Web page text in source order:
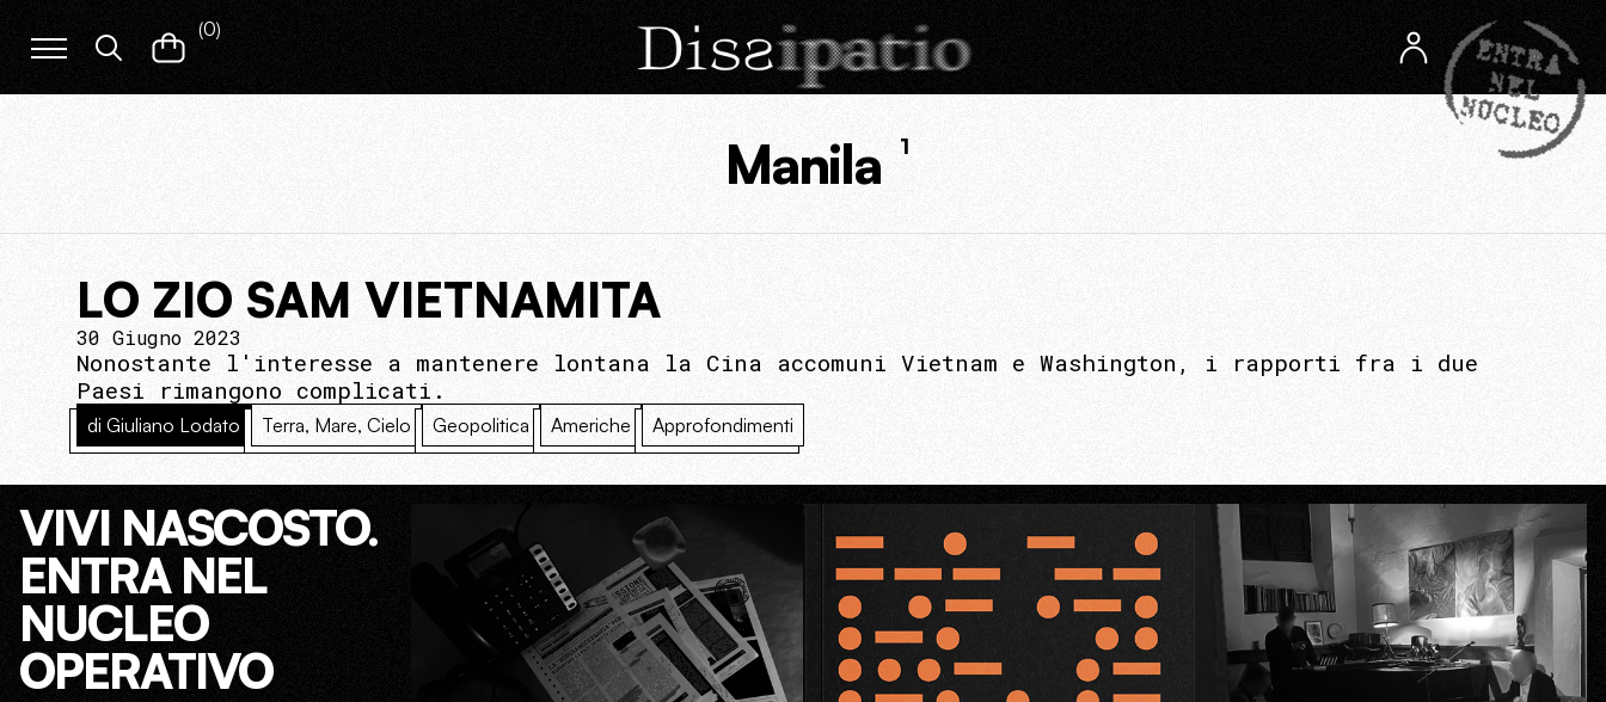
(0)
Manila 1
LO ZIO SAM VIETNAMITA
30 Giugno 2023
Nonostante l'interesse a mantenere lontana la Cina accomuni Vietnam e Washington, i rapporti fra i due
Paesi rimangono complicati.
di Giuliano Lodato Terra, Mare, Cielo Geopolitica Americhe Approfondimenti
VIVI NASCOSTO.
ENTRA NEL
NUCLEO
OPERATIVO